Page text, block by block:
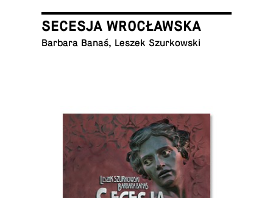
SECESJA WROCŁAWSKA
Barbara Banaś, Leszek Szurkowski